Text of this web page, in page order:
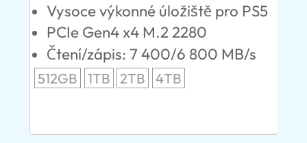
Vysoce výkonné úložiště pro PS5
PCIe Gen4 x4 M.2 2280
Čtení/zápis: 7 400/6 800 MB/s
512GB 1TB 2TB 4TB